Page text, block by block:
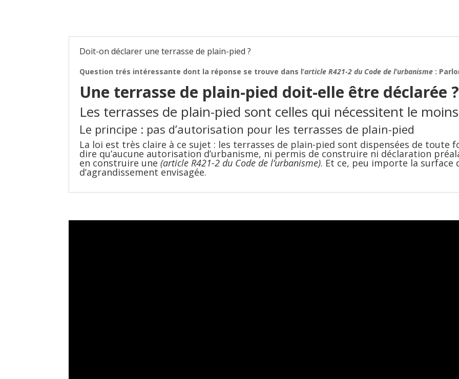
Doit-on déclarer une terrasse de plain-pied ?
Question trés intéressante dont la réponse se trouve dans l’article R421-2 du Code de l’urbanisme :
Une terrasse de plain-pied doit-elle être déclarée ?
Les terrasses de plain-pied sont celles qui nécessitent le
Le principe : pas d’autorisation pour les terrasses de plain-pied
La loi est très claire à ce sujet : les terrasses de plain-pied sont dispensées de toute
dire qu’aucune autorisation d’urbanisme, ni permis de construire ni déclaration
en construire une(article R421-2 du Code de l’urbanisme). Et ce, peu importe la surface
d’agrandissement envisagée.